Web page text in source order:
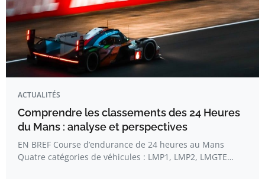
ACTUALITÉS
Comprendre les classements des 24 Heures
du Mans : analyse et perspectives
EN BREF Course d’endurance de 24 heures au Mans
Quatre catégories de véhicules : LMP1, LMP2, LMGTE…